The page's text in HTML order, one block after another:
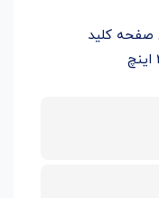
صفحه کلید